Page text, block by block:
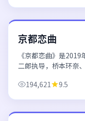
日本
京都恋曲
《京都恋曲》是
二郎执导，桥本环奈
韩电影电视剧在线播放
194,621 9.5